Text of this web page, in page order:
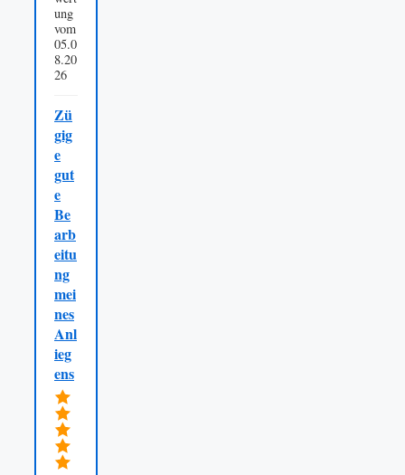
ung
vom
05.0
8.20
26
Zü
gig
e
gut
e
Be
arb
eitu
ng
mei
nes
Anl
ieg
ens